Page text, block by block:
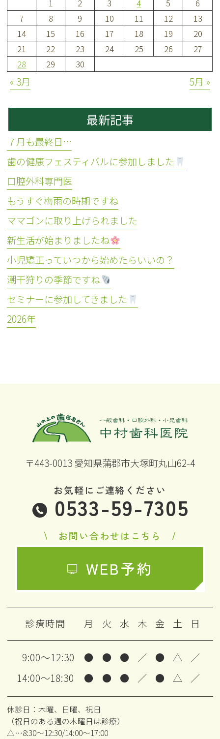
1 2 3 4 5
6
7
8 9 10 11 12
13
14
15 16 17 18 19
20
21
22 23 24 25 26
27
28
29 30
« 3月 5月 »
最新記事
７月も最終日…
歯の健康フェスティバルに参加しました
口腔外科専門医
もうすぐ梅雨の時期ですね
ママゴンに取り上げられました
新生活が始まりましたね
小児矯正っていつから始めたらいいの？
潮干狩りの季節ですね
セミナーに参加してきました
2026年
〒443-0013 愛知県蒲郡市大塚町丸山62-4
お気軽にご連絡ください
0533-59-7305
お問い合わせはこちら
WEB予約
診療時間 月 火 水 木 金 土 日
9:00～12:30 ● ● ● ／ ● △
／
14:00～18:30
● ● ● ／ ● △ ／
休診日：木曜、日曜、祝日
（祝日のある週の木曜日は診療）
△…8:30～12:30/14:00～17:00